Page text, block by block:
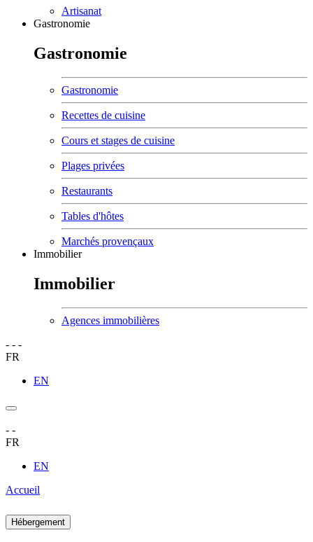
Artisanat
Gastronomie
Gastronomie
Gastronomie
Recettes de cuisine
Cours et stages de cuisine
Plages privées
Restaurants
Tables d'hôtes
Marchés provençaux
Immobilier
Immobilier
Agences immobilières
- - -
FR
EN
- -
FR
EN
Accueil
Hébergement